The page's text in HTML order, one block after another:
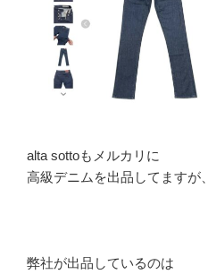
alta sottoもメルカリに
高級デニムを出品してますが、
弊社が出品しているのは